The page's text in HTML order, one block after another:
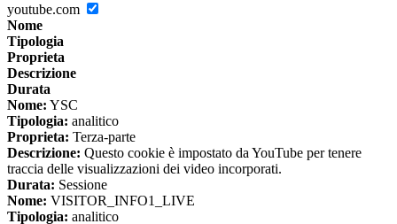
youtube.com
Nome
Tipologia
Proprieta
Descrizione
Durata
Nome: YSC
Tipologia: analitico
Proprieta: Terza-parte
Descrizione: Questo cookie è impostato da YouTube per tenere
traccia delle visualizzazioni dei video incorporati.
Durata: Sessione
Nome: VISITOR_INFO1_LIVE
Tipologia: analitico